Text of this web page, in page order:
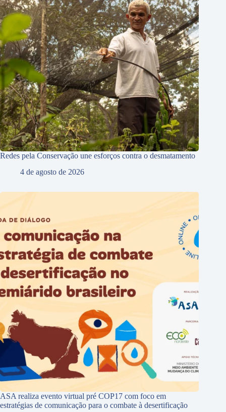
Redes pela Conservação une esforços contra o desmatamento
4 de agosto de 2026
ASA realiza evento virtual pré COP17 com foco em
estratégias de comunicação para o combate à desertificação